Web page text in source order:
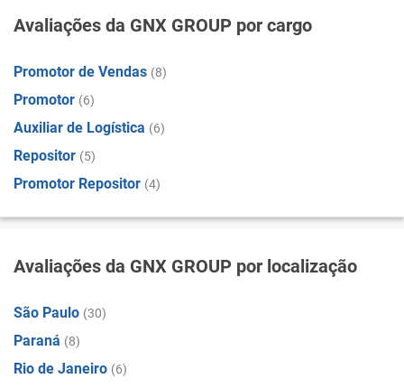
Avaliações da GNX GROUP por cargo
Promotor de Vendas (8)
Promotor (6)
Auxiliar de Logística (6)
Repositor (5)
Promotor Repositor (4)
Avaliações da GNX GROUP por localização
São Paulo (30)
Paraná (8)
Rio de Janeiro (6)